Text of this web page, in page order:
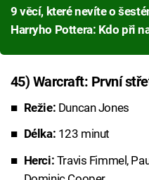
9 věcí, které nevíte o
Harryho Pottera: Kdo při
45) Warcraft: První
Režie: Duncan Jones
Délka: 123 minut
Herci: Travis Fimmel,